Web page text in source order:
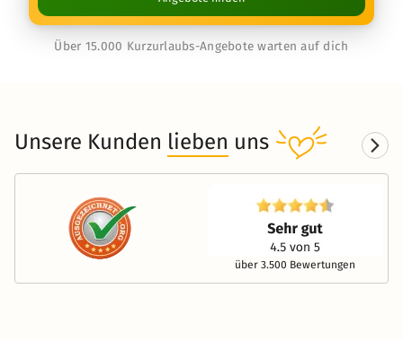
Über 15.000 Kurzurlaubs-Angebote warten auf dich
Unsere Kunden lieben uns
über 3.500 Bewertungen